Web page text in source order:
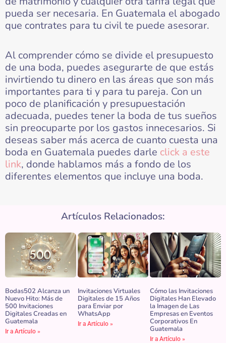
pueda ser necesaria. En Guatemala el abogado
que contrates para tu civil te puede asesorar.
Al comprender cómo se divide el presupuesto
de una boda, puedes asegurarte de que estás
invirtiendo tu dinero en las áreas que son más
importantes para ti y para tu pareja. Con un
poco de planificación y presupuestación
adecuada, puedes tener la boda de tus sueños
sin preocuparte por los gastos innecesarios. Si
deseas saber más acerca de cuanto cuesta una
boda en Guatemala puedes darle click a este
link, donde hablamos más a fondo de los
diferentes elementos que incluye una boda.
Artículos Relacionados:
Bodas502 Alcanza un
Nuevo Hito: Más de
500 Invitaciones
Digitales Creadas en
Guatemala
Ir a Artículo »
Invitaciones Virtuales
Digitales de 15 Años
para Enviar por
WhatsApp
Ir a Artículo »
Cómo las Invitaciones
Digitales Han Elevado
la Imagen de Las
Empresas en Eventos
Corporativos En
Guatemala
Ir a Artículo »